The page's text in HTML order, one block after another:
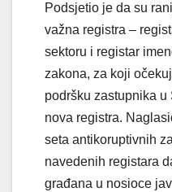
Podsjetio je da su
važna registra –
sektoru i registar
zakona, za koji
podršku zastupnika
nova registra.
seta antikoruptivnih
navedenih registara
građana u nosioce